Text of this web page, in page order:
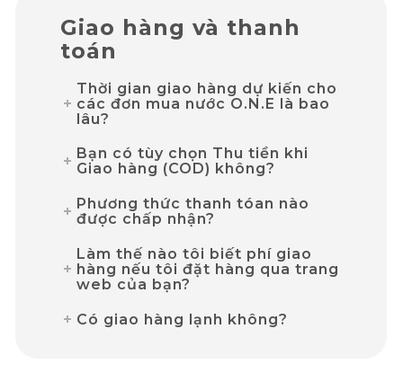
Giao hàng và thanh
toán
Thời gian giao hàng dự kiến cho
các đơn mua nước O.N.E là bao
lâu?
Bạn có tùy chọn Thu tiền khi
Giao hàng (COD) không?
Phương thức thanh tóan nào
được chấp nhận?
Làm thế nào tôi biết phí giao
hàng nếu tôi đặt hàng qua trang
web của bạn?
Có giao hàng lạnh không?